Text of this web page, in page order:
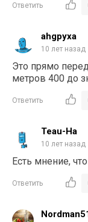
Ответить
ahgpyxa
10 лет назад
Это прямо
метров 400 до
Ответить
Teau-Ha
10 лет назад
Есть мнение,
Ответить